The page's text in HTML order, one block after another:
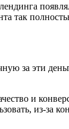
так
за эти
и
из-за